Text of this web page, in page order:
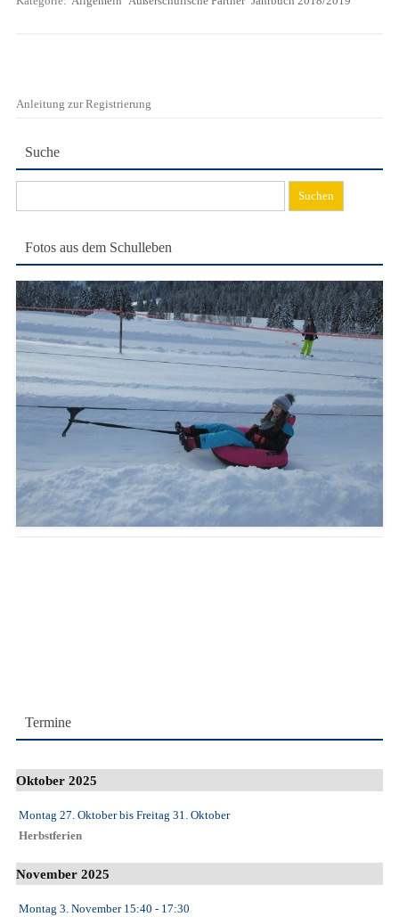
Anleitung zur Registrierung
Suche
nach:
Fotos aus dem Schulleben
Termine
Oktober 2025
Montag 27. Oktoberbis Freitag 31. Oktober
Herbstferien
November 2025
Montag 3. November15:40 - 17:30